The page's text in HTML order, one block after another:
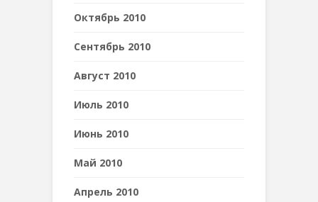
Октябрь 2010
Сентябрь 2010
Август 2010
Июль 2010
Июнь 2010
Май 2010
Апрель 2010